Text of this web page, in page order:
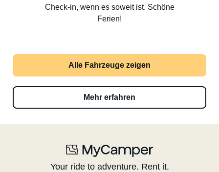
Check-in, wenn es soweit ist. Schöne
Ferien!
Alle Fahrzeuge zeigen
Mehr erfahren
Your ride to adventure. Rent it.